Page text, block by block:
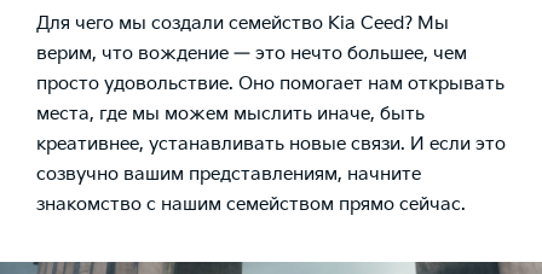
Для чего мы создали семейство Kia Ceed? Мы
верим, что вождение — это нечто большее, чем
просто удовольствие. Оно помогает нам открывать
места, где мы можем мыслить иначе, быть
креативнее, устанавливать новые связи. И если это
созвучно вашим представлениям, начните
знакомство с нашим семейством прямо сейчас.